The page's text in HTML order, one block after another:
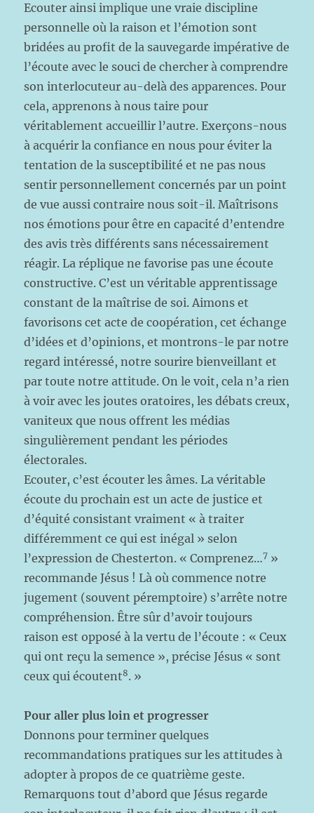
Ecouter ainsi implique une vraie discipline
personnelle où la raison et l’émotion sont
bridées au profit de la sauvegarde impérative de
l’écoute avec le souci de chercher à comprendre
son interlocuteur au-delà des apparences. Pour
cela, apprenons à nous taire pour
véritablement accueillir l’autre. Exerçons-nous
à acquérir la confiance en nous pour éviter la
tentation de la susceptibilité et ne pas nous
sentir personnellement concernés par un point
de vue aussi contraire nous soit-il. Maîtrisons
nos émotions pour être en capacité d’entendre
des avis très différents sans nécessairement
réagir. La réplique ne favorise pas une écoute
constructive. C’est un véritable apprentissage
constant de la maîtrise de soi. Aimons et
favorisons cet acte de coopération, cet échange
d’idées et d’opinions, et montrons-le par notre
regard intéressé, notre sourire bienveillant et
par toute notre attitude. On le voit, cela n’a rien
à voir avec les joutes oratoires, les débats creux,
vaniteux que nous offrent les médias
singulièrement pendant les périodes
électorales.
Ecouter, c’est écouter les âmes. La véritable
écoute du prochain est un acte de justice et
d’équité consistant vraiment « à traiter
différemment ce qui est inégal » selon
l’expression de Chesterton. « Comprenez…7 »
recommande Jésus ! Là où commence notre
jugement (souvent péremptoire) s’arrête notre
compréhension. Être sûr d’avoir toujours
raison est opposé à la vertu de l’écoute : « Ceux
qui ont reçu la semence », précise Jésus « sont
ceux qui écoutent8. »
Pour aller plus loin et progresser
Donnons pour terminer quelques
recommandations pratiques sur les attitudes à
adopter à propos de ce quatrième geste.
Remarquons tout d’abord que Jésus regarde